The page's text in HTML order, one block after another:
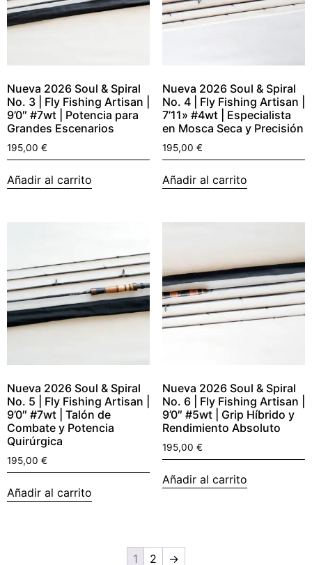
Nueva 2026 Soul & Spiral
No. 3 | Fly Fishing Artisan |
9’0″ #7wt | Potencia para
Grandes Escenarios
195,00 €
Añadir al carrito
Nueva 2026 Soul & Spiral
No. 4 | Fly Fishing Artisan |
7’11» #4wt | Especialista
en Mosca Seca y Precisión
195,00 €
Añadir al carrito
Nueva 2026 Soul & Spiral
No. 5 | Fly Fishing Artisan |
9’0″ #7wt | Talón de
Combate y Potencia
Quirúrgica
195,00 €
Añadir al carrito
Nueva 2026 Soul & Spiral
No. 6 | Fly Fishing Artisan |
9’0″ #5wt | Grip Híbrido y
Rendimiento Absoluto
195,00 €
Añadir al carrito
1 2 →